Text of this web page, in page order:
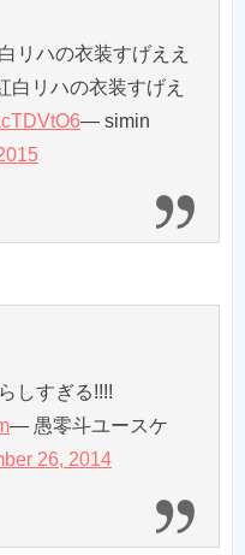
リハの衣装すげええ
白リハの衣装すげえ
— simin
しすぎる!!!!
— 愚零斗ユースケ
26, 2014